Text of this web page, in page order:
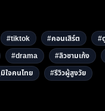
#tiktok #คอนเสิร์ต #
#drama #ลิวชามเก้ง
ใจคนไทย #รีวิวผู้สูงวัย